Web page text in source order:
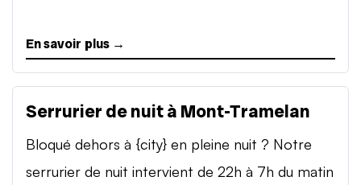
En savoir plus →
Serrurier de nuit à Mont-Tramelan
Bloqué dehors à {city} en pleine nuit ? Notre
serrurier de nuit intervient de 22h à 7h du matin